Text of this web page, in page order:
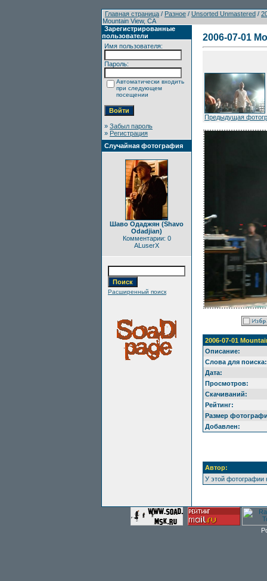
Главная страница / Разное / Unsorted Unmastered /
Mountain View, CA
Зарегистрированные
пользователи
Имя пользователя:
Пароль:
Автоматически входить
при следующем
посещении
» Забыл пароль
» Регистрация
Случайная фотография
Шаво Одаджян (Shavo
Odadjian)
Комментарии: 0
ALuserX
Расширенный поиск
2006-07-01
Предыдущая
2006-07-01
Описание:
Слова для поиска:
Дата:
Просмотров:
Скачиваний:
Рейтинг:
Размер
Добавлен:
Автор:
У этой фотографии